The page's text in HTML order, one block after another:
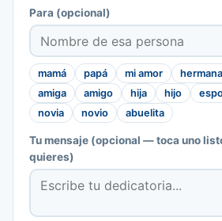
Para (opcional)
mamá papá mi amor hermana
amiga
amigo hija hijo
novia
novio abuelita
Tu mensaje (opcional — toca uno
quieres)